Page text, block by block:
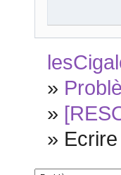
»
»
»